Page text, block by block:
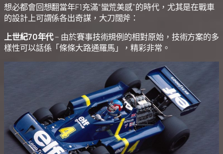
想必都會回想翻當年F1充滿“蠻荒美感”的時代，尤其是在戰車
的設計上可謂係各出奇謀，大刀闊斧：
上世紀70年代– 由於賽事技術規例的相對原始，技術方案的多
樣性可以話係「條條大路通羅馬」，精彩非常。